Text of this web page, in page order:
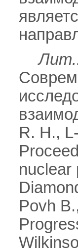
R. H.,
nuclear
Povh